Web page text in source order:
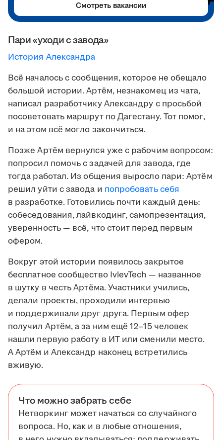
Пари «уходи с завода»
История Александра
Всё началось с сообщения, которое не обещало
большой истории. Артём, незнакомец из чата,
написал разработчику Александру с просьбой
посоветовать маршрут по Дагестану. Тот помог,
и на этом всё могло закончиться.
Позже Артём вернулся уже с рабочим вопросом:
попросил помочь с задачей для завода, где
тогда работал. Из общения выросло пари: Артём
решил уйти с завода и попробовать себя
в разработке. Готовились почти каждый день:
собеседования, лайвкодинг, самопрезентация,
уверенность — всё, что стоит перед первым
офером.
Вокруг этой истории появилось закрытое
бесплатное сообщество IvlevTech — названное
в шутку в честь Артёма. Участники учились,
делали проекты, проходили интервью
и поддерживали друг друга. Первым офер
получил Артём, а за ним ещё 12–15 человек
нашли первую работу в ИТ или сменили место.
А Артём и Александр наконец встретились
вживую.
Что можно забрать себе
Нетворкинг может начаться со случайного
вопроса. Но, как и в любые отношения,
Смотреть вакансии